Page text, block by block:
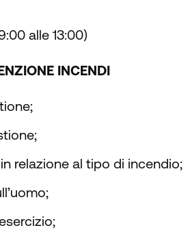
alle 13:00)
INCENDI
relazione al tipo di incendio;